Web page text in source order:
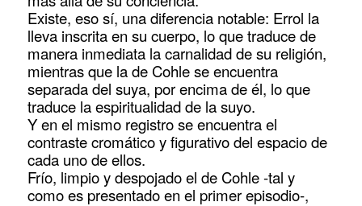
Existe, eso sí, una diferencia notable: Errol la
lleva inscrita en su cuerpo, lo que traduce de
manera inmediata la carnalidad de su religión,
mientras que la de Cohle se encuentra
separada del suya, por encima de él, lo que
traduce la espiritualidad de la suyo.
Y en el mismo registro se encuentra el
contraste cromático y figurativo del espacio de
cada uno de ellos.
Frío, limpio y despojado el de Cohle -tal y
como es presentado en el primer episodio-,